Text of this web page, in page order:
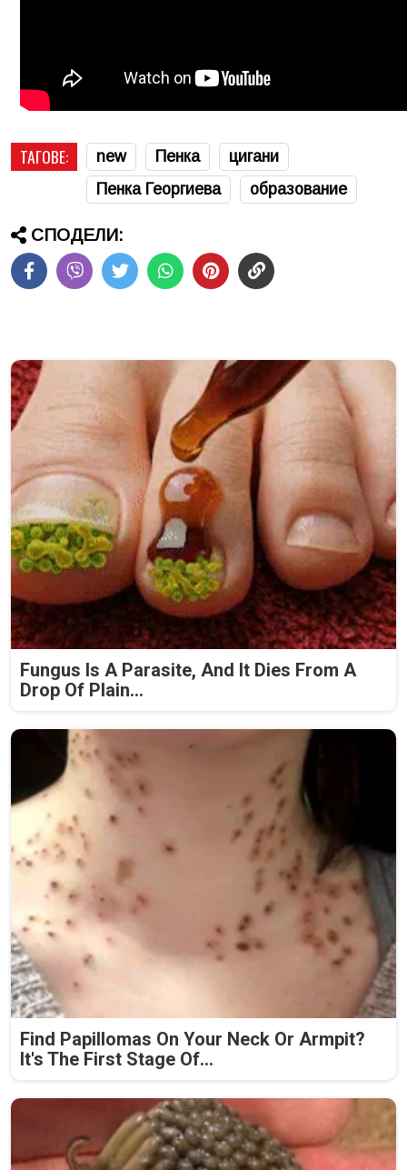
ТАГОВЕ: new Пенка
цигани
Пенка Георгиева
образование
СПОДЕЛИ:
Fungus Is A Parasite, And It Dies From A
Drop Of Plain...
Find Papillomas On Your Neck Or Armpit?
It's The First Stage Of...